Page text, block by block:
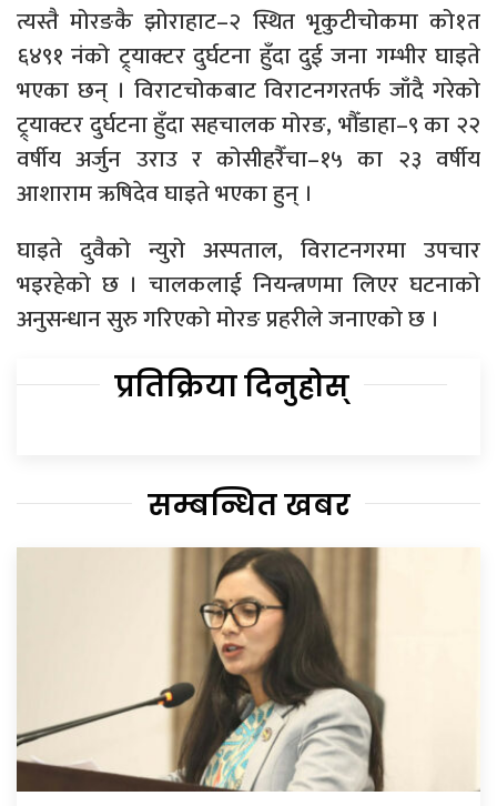
त्यस्तै मोरङकै झोराहाट–२ स्थित भृकुटीचोकमा को१त
६४९१ नंको ट्र्याक्टर दुर्घटना हुँदा दुई जना गम्भीर घाइते
भएका छन् । विराटचोकबाट विराटनगरतर्फ जाँदै गरेको
ट्र्याक्टर दुर्घटना हुँदा सहचालक मोरङ, भौँडाहा–९ का २२
वर्षीय अर्जुन उराउ र कोसीहरैँचा–१५ का २३ वर्षीय
आशाराम ऋषिदेव घाइते भएका हुन् ।
घाइते दुवैको न्युरो अस्पताल, विराटनगरमा उपचार
भइरहेको छ । चालकलाई नियन्त्रणमा लिएर घटनाको
अनुसन्धान सुरु गरिएको मोरङ प्रहरीले जनाएको छ ।
प्रतिक्रिया दिनुहोस्
सम्बन्धित खबर